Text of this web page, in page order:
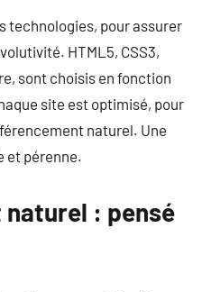
technologies, pour assurer
HTML5, CSS3,
sont choisis en fonction
site est optimisé, pour
naturel. Une
et pérenne.
: pensé